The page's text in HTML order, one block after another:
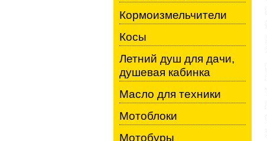
Кормоизмельчители
Косы
Летний душ для дачи,
душевая кабинка
Масло для техники
Мотоблоки
Мотобуры